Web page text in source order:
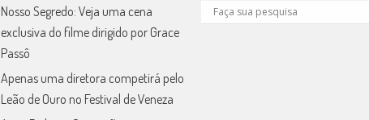
Nosso Segredo: Veja uma cena
exclusiva do filme dirigido por Grace
Passô
Apenas uma diretora competirá pelo
Leão de Ouro no Festival de Veneza